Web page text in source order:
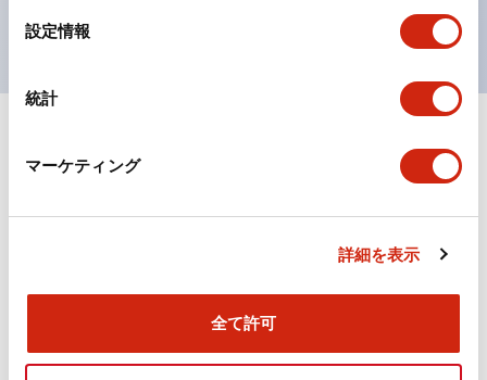
設定情報
統計
マーケティング
詳細を表示
全て許可
現がより明確・鮮明で、より多くの方が識別可能に。
すべて展開+
ドキュメントとファイル